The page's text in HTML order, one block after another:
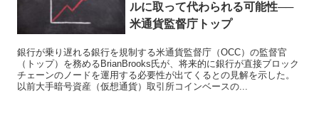
ルに取って代わられる可能性──
米通貨監督庁トップ
銀行が乗り遅れる銀行を規制する米通貨監督庁（OCC）の監督官
（トップ）を務めるBrianBrooks氏が、将来的に銀行が直接ブロック
チェーンのノードを運用する必要性が出てくるとの見解を示した。
以前大手暗号資産（仮想通貨）取引所コインベースの...